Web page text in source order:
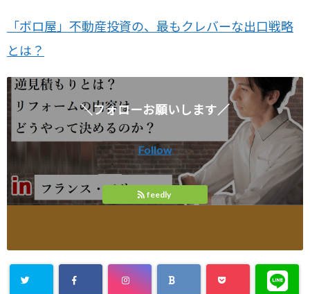
「ボロ屋」不動産投資の、最もクレバーな出口戦略
とは？
＼フォローお願いします／
Follow
feedly